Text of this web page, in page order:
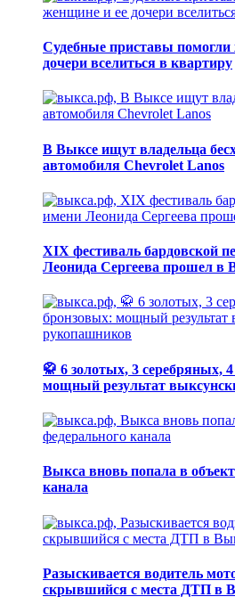
Судебные приставы
дочери вселиться в квартиру
В Выксе ищут владельца
автомобиля Chevrolet Lanos
XIX фестиваль бардовской
Леонида Сергеева прошел в
🥋 6 золотых, 3 серебряных,
мощный результат
Выкса вновь попала в
канала
Разыскивается водитель
скрывшийся с места ДТП в